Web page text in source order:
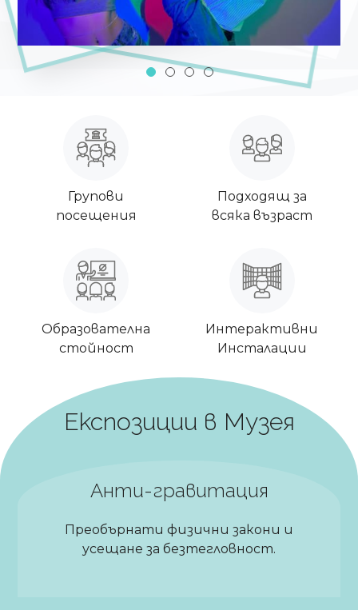
Групови
посещения
Подходящ за
всяка възраст
Образователна
стойност
Интерактивни
Инсталации
Експозиции в Музея
Анти-гравитация
Преобърнати физични закони и
усещане за безтегловност.